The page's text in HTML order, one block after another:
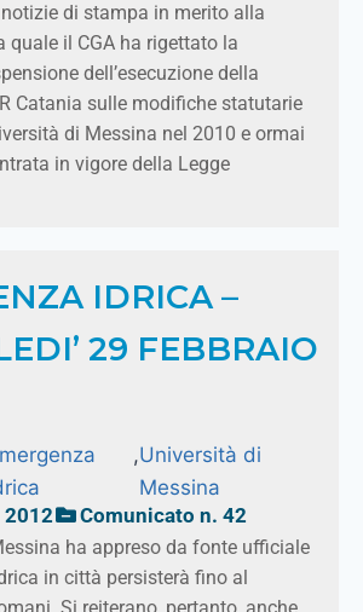
notizie di stampa in merito alla
quale il CGA ha rigettato la
dell’esecuzione della
Catania sulle modifiche statutarie
di Messina nel 2010 e ormai
in vigore della Legge
IDRICA –
29 FEBBRAIO
,Università di
Messina
2012
Comunicato n. 42
ha appreso da fonte ufficiale
in città persisterà fino al